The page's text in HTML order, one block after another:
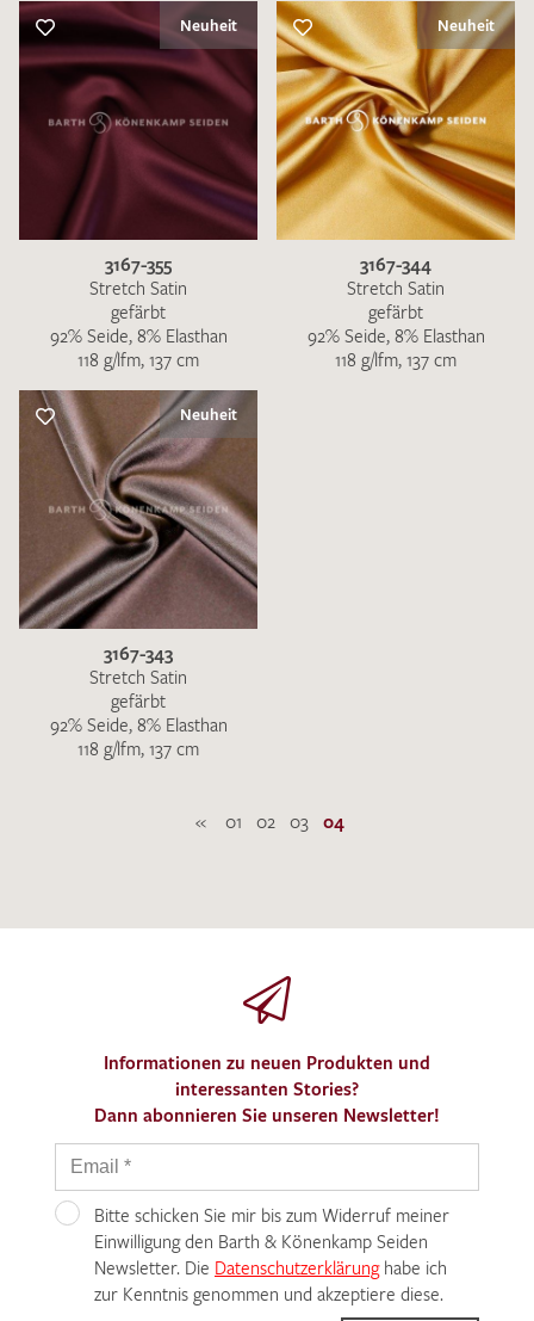
Neuheit
3167-355
Stretch Satin
gefärbt
92% Seide, 8% Elasthan
118 g/lfm, 137 cm
Neuheit
3167-344
Stretch Satin
gefärbt
92% Seide, 8% Elasthan
118 g/lfm, 137 cm
Neuheit
3167-343
Stretch Satin
gefärbt
92% Seide, 8% Elasthan
118 g/lfm, 137 cm
« 01 02 03 04
Informationen zu neuen Produkten und
interessanten Stories?
Dann abonnieren Sie unseren Newsletter!
Bitte schicken Sie mir bis zum Widerruf meiner
Einwilligung den Barth & Könenkamp Seiden
Newsletter. Die Datenschutzerklärunghabe ich
zur Kenntnis genommen und akzeptiere diese.